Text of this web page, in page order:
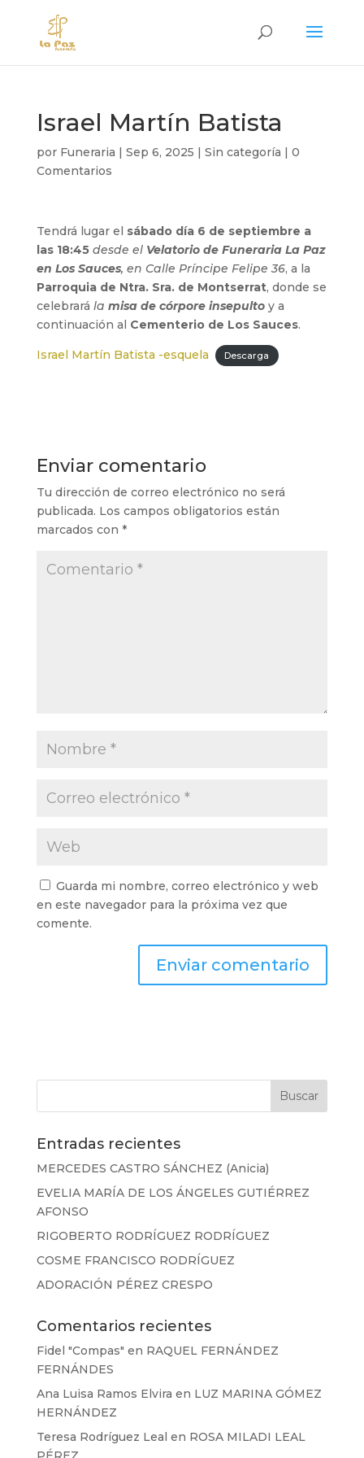
Israel Martín Batista
por Funeraria | Sep 6, 2025 | Sin categoría | 0
Comentarios
Tendrá lugar el sábado día 6 de septiembre a
las 18:45 desde el Velatorio de Funeraria La Paz
en Los Sauces, en Calle Príncipe Felipe 36, a la
Parroquia de Ntra. Sra. de Montserrat, donde se
celebrará la misa de córpore insepultoy a
continuación al Cementerio de Los Sauces.
Israel Martín Batista -esquela Descarga
Enviar comentario
Tu dirección de correo electrónico no será
publicada. Los campos obligatorios están
marcados con *
Guarda mi nombre, correo electrónico y web
en este navegador para la próxima vez que
comente.
Entradas recientes
MERCEDES CASTRO SÁNCHEZ (Anicia)
EVELIA MARÍA DE LOS ÁNGELES GUTIÉRREZ
AFONSO
RIGOBERTO RODRÍGUEZ RODRÍGUEZ
COSME FRANCISCO RODRÍGUEZ
ADORACIÓN PÉREZ CRESPO
Comentarios recientes
Fidel "Compas" en RAQUEL FERNÁNDEZ
FERNÁNDES
Ana Luisa Ramos Elvira en LUZ MARINA GÓMEZ
HERNÁNDEZ
Teresa Rodríguez Leal en ROSA MILADI LEAL